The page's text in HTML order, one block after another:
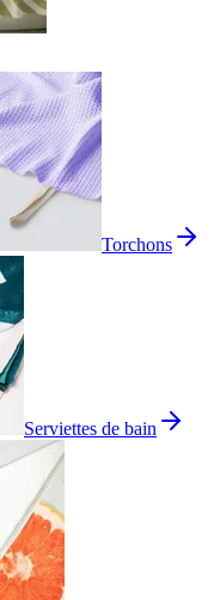
Torchons
Serviettes de bain